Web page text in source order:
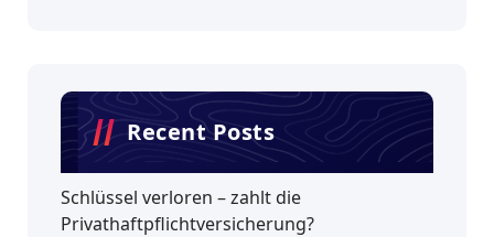
Recent Posts
Schlüssel verloren – zahlt die
Privathaftpflichtversicherung?